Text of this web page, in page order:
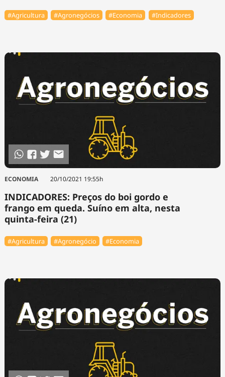
#Agricultura #Agronegócios #Economia #Indicadores
ECONOMIA 20/10/2021 19:55h
INDICADORES: Preços do boi gordo e
frango em queda. Suíno em alta, nesta
quinta-feira (21)
#Agricultura #Agronegócio #Economia